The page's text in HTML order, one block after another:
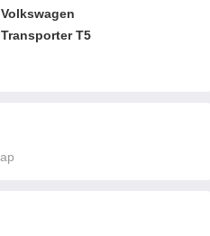
Volkswagen
Transporter T5